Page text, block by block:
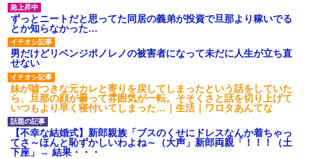
ずっとニートだと思ってた同居の義弟が投資で旦那より稼いでる
とか知らなかった…
男だけどリベンジポノレノの被害者になって未だに人生が立ち直
せない
妹が嘘つきな元カレと寄りを戻してしまったという話をしていた
ら、旦那の顔が曇って雰囲気が一転。そそくさと話を切り上げて
いつもより早く寝付いてしまった…｜生活｜ワロタあんてな
【不幸な結婚式】新郎親族「ブスのくせにドレスなんか着ちゃっ
てさ～ほんと恥ずかしいわよね～（大声」新郎両親「！！！（土
下座」→ 結果・・・